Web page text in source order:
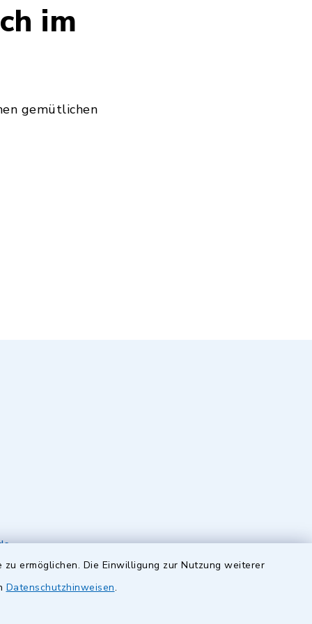
ermöglichen. Die Einwilligung zur Nutzung weiterer
Datenschutzhinweisen.
im
gemütlichen